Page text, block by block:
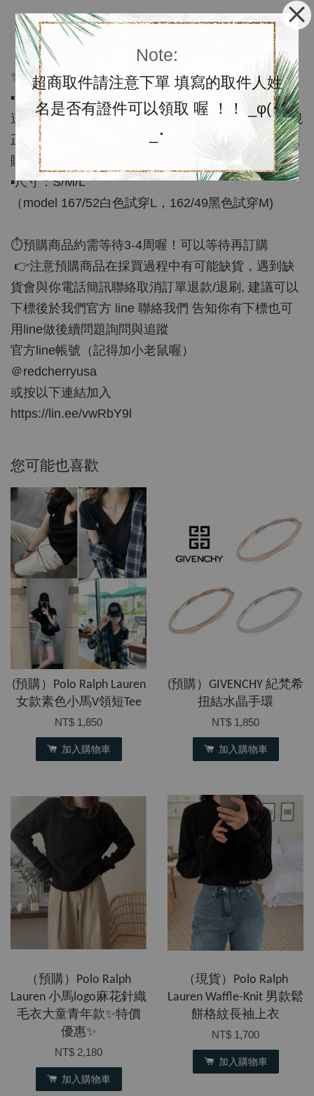
Note:
超商取件請注意下單 填寫的取件人姓
名是否有證件可以領取 喔 ！！ _φ(･
_･
分享 LINE
✨官網特價優惠✨
▪️含運代購$1680; 預購約3-4周
這款也是Tommy Jeans系列，短版休閒美式上衣，現
正特價優惠中，白色、灰色和黑色三款，喜歡快來選
購喔！
▪️尺寸：S/M/L
（model 167/52白色試穿L，162/49黑色試穿M)
⏱預購商品約需等待3-4周喔！可以等待再訂購
👉注意預購商品在採買過程中有可能缺貨，遇到缺
貨會與你電話簡訊聯絡取消訂單退款/退刷, 建議可以
下標後於我們官方 line 聯絡我們 告知你有下標也可
用line做後續問題詢問與追蹤
官方line帳號（記得加小老鼠喔）
＠redcherryusa
或按以下連結加入
https://lin.ee/vwRbY9l
您可能也喜歡
(預購）Polo Ralph Lauren
女款素色小馬V領短Tee
NT$ 1,850
加入購物車
(預購）GIVENCHY 紀梵希
扭結水晶手環
NT$ 1,850
加入購物車
（預購）Polo Ralph
Lauren 小馬logo麻花針織
毛衣大童青年款✨特價
優惠✨
NT$ 2,180
加入購物車
​（現貨）Polo Ralph
Lauren Waffle-Knit 男款鬆
餅格紋長袖上衣
NT$ 1,700
加入購物車